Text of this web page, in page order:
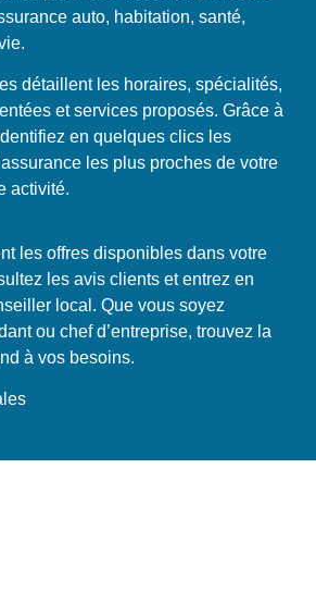
auto, habitation, santé,
détaillent les horaires, spécialités,
et services proposés. Grâce à
en quelques clics les
les plus proches de votre
activité.
les offres disponibles dans votre
les avis clients et entrez en
local. Que vous soyez
ou chef d’entreprise, trouvez la
à vos besoins.